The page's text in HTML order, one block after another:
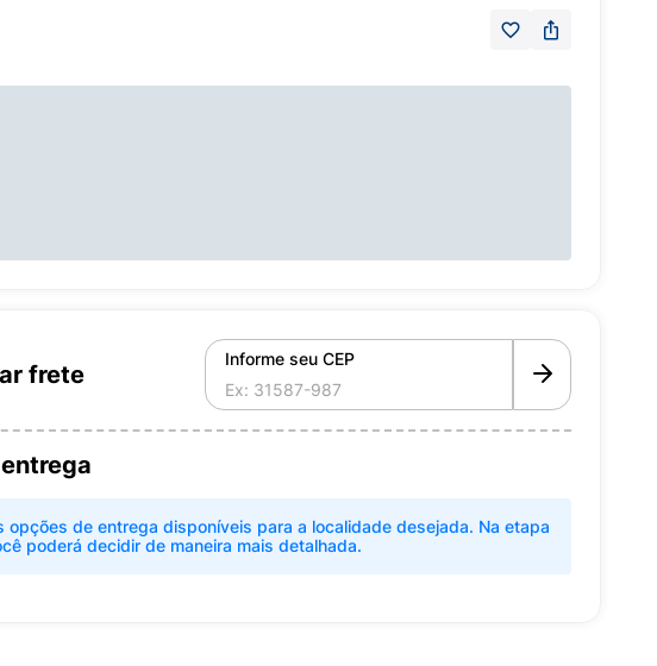
frete
Informe seu CEP
opções de entrega disponíveis para a localidade desejada. Na etapa
poderá decidir de maneira mais detalhada.